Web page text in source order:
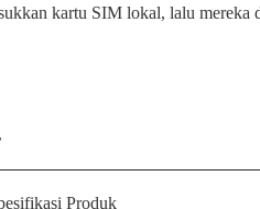
kartu SIM lokal, lalu mereka
Produk